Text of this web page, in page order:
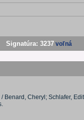
Signatúra: 3237 voľná
/ Benard, Cheryl; Schlafer,